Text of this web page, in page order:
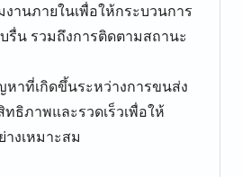
านภายในเพื่อให้กระบวนการ
รื่น รวมถึงการติดตามสถานะ
หาที่เกิดขึ้นระหว่างการขนส่ง
ธิภาพและรวดเร็วเพื่อให้
งเหมาะสม